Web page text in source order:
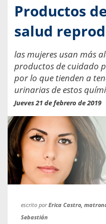
Productos
salud
las mujeres usan más
productos de cuidado
por lo que tienden a
urinarias de estos
Jueves 21 de febrero de 2019
escrito porErica Castro,
Sebastián